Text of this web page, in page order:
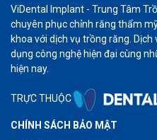
ViDental Implant - Trung Tâm
chuyên phục chỉnh răng thẩm
khoa với dịch vụ trồng răng.
dụng công nghệ hiện đại cùng
hiện nay.
TRỰC THUỘC
CHÍNH SÁCH BẢO MẬT